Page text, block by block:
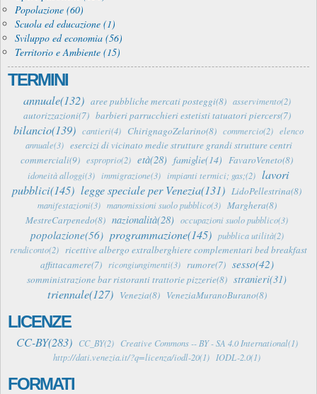
Popolazione (60)
Scuola ed educazione (1)
Sviluppo ed economia (56)
Territorio e Ambiente (15)
TERMINI
annuale(132) aree pubbliche mercati posteggi(8) asservimento(2)
autorizzazioni(7) barbieri parrucchieri estetisti tatuatori piercers(7)
bilancio(139) cantieri(4) ChirignagoZelarino(8) commercio(2) elenco
annuale(3) esercizi di vicinato medie strutture grandi strutture centri
commerciali(9) esproprio(2) età(28) famiglie(14) FavaroVeneto(8)
idoneità alloggi(3) immigrazione(3) impianti termici; gas;(2) lavori
pubblici(145) legge speciale per Venezia(131) LidoPellestrina(8)
manifestazioni(3) manomissioni suolo pubblico(3) Marghera(8)
MestreCarpenedo(8) nazionalità(28) occupazioni suolo pubblico(3)
popolazione(56) programmazione(145) pubblica utilità(2)
rendiconto(2) ricettive albergo extralberghiere complementari bed breakfast
affittacamere(7)
ricongiungimenti(3) rumore(7) sesso(42)
somministrazione bar ristoranti trattorie pizzerie(8) stranieri(31)
triennale(127) Venezia(8) VeneziaMuranoBurano(8)
LICENZE
CC-BY(283) CC_BY(2)
Creative Commons -- BY - SA 4.0 International(1)
http://dati.venezia.it/?q=licenza/iodl-20(1)
IODL-2.0(1)
FORMATI